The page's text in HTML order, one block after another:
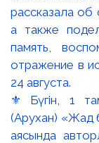
⚜️ Бүгін, 1
(Арухан) «Жад
аясында